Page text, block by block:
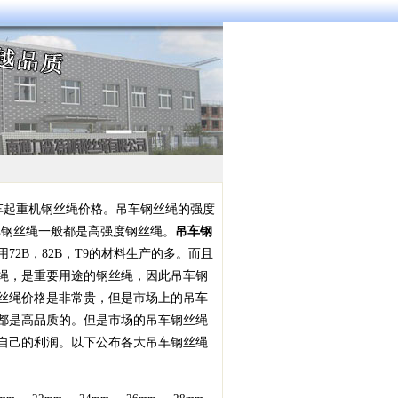
起重机钢丝绳价格。吊车钢丝绳的强度
丝绳一般都是高强度钢丝绳。 吊车钢
，82B，T9的材料生产的多。而且
，是重要用途的钢丝绳，因此吊车钢
绳价格是非常贵，但是市场上的吊车
是高品质的。但是市场的吊车钢丝绳
己的利润。以下公布各大吊车钢丝绳